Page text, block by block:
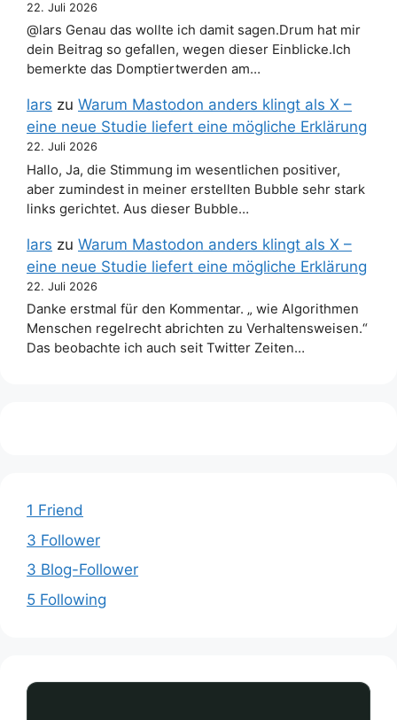
22. Juli 2026
@lars Genau das wollte ich damit sagen.Drum hat mir
dein Beitrag so gefallen, wegen dieser Einblicke.Ich
bemerkte das Domptiertwerden am…
lars zu Warum Mastodon anders klingt als X –
eine neue Studie liefert eine mögliche Erklärung
22. Juli 2026
Hallo, Ja, die Stimmung im wesentlichen positiver,
aber zumindest in meiner erstellten Bubble sehr stark
links gerichtet. Aus dieser Bubble…
lars zu Warum Mastodon anders klingt als X –
eine neue Studie liefert eine mögliche Erklärung
22. Juli 2026
Danke erstmal für den Kommentar. „ wie Algorithmen
Menschen regelrecht abrichten zu Verhaltensweisen.“
Das beobachte ich auch seit Twitter Zeiten…
1 Friend
3 Follower
3 Blog-Follower
5 Following